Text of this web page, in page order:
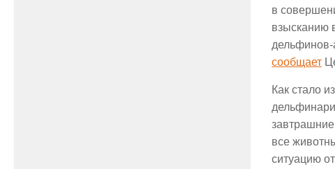
в
взысканию
дельфинов-
сообщает
Как стало
все
ситуацию